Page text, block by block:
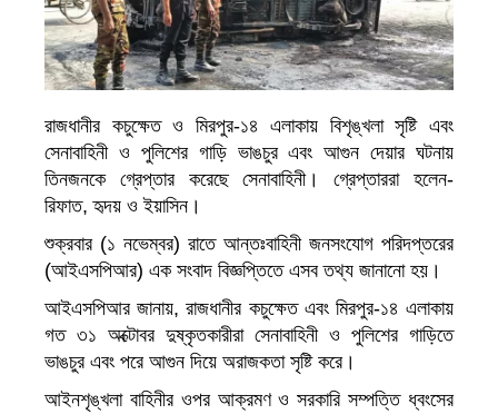
রাজধানীর কচুক্ষেত ও মিরপুর-১৪ এলাকায় বিশৃঙ্খলা সৃষ্টি এবং
সেনাবাহিনী ও পুলিশের গাড়ি ভাঙচুর এবং আগুন দেয়ার ঘটনায়
তিনজনকে গ্রেপ্তার করেছে সেনাবাহিনী। গ্রেপ্তাররা হলেন-
রিফাত, হৃদয় ও ইয়াসিন।
শুক্রবার (১ নভেম্বর) রাতে আন্তঃবাহিনী জনসংযোগ পরিদপ্তরের
(আইএসপিআর) এক সংবাদ বিজ্ঞপ্তিতে এসব তথ্য জানানো হয়।
আইএসপিআর জানায়, রাজধানীর কচুক্ষেত এবং মিরপুর-১৪ এলাকায়
গত ৩১ অক্টোবর দুষ্কৃতকারীরা সেনাবাহিনী ও পুলিশের গাড়িতে
ভাঙচুর এবং পরে আগুন দিয়ে অরাজকতা সৃষ্টি করে।
আইনশৃঙ্খলা বাহিনীর ওপর আক্রমণ ও সরকারি সম্পত্তি ধ্বংসের